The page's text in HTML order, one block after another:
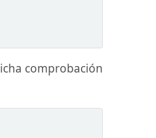
comprobación